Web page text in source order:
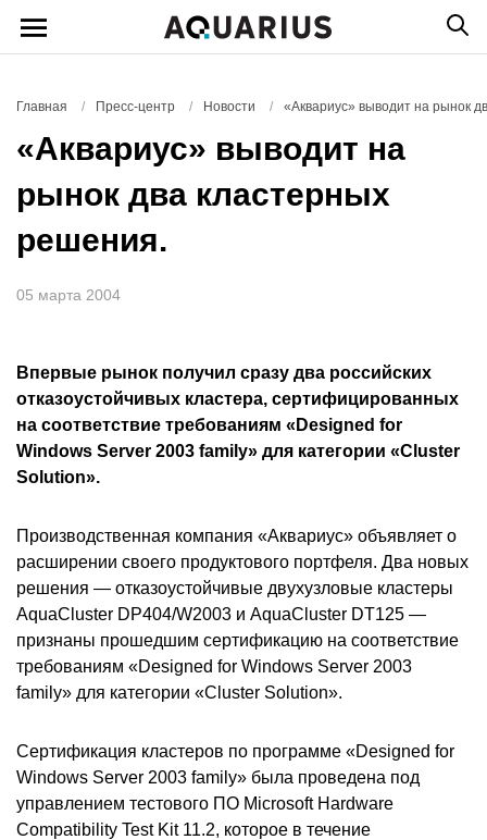
Главная / Пресс-центр / Новости / «Аквариус» выводит на рынок
«Аквариус» выводит на
рынок два кластерных
решения.
05 марта 2004
Впервые рынок получил сразу два российских
отказоустойчивых кластера, сертифицированных
на соответствие требованиям «Designed for
Windows Server 2003 family» для категории «Сluster
Solution».
Производственная компания «Аквариус» объявляет о
расширении своего продуктового портфеля. Два новых
решения — отказоустойчивые двухузловые кластеры
AquaCluster DP404/W2003 и AquaCluster DT125 —
признаны прошедшим сертификацию на соответствие
требованиям «Designed for Windows Server 2003
family» для категории «Сluster Solution».
Сертификация кластеров по программе «Designed for
Windows Server 2003 family» была проведена под
управлением тестового ПО Microsoft Hardware
Compatibility Test Kit 11.2, которое в течение